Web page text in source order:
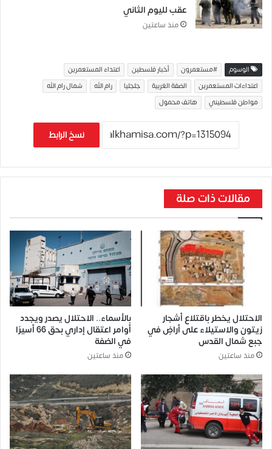
عقب لليوم الثاني
منذ ساعتين
الوسوم #مستعمرون أخبار فلسطين
اعتداء المستعمرين
اعتداءات المستعمرين
الضفة الغربية جلجليا رام الله
شمال رام الله
مواطن فلسطيني
هاتف محمول
نسخ الرابط
مقالات ذات صلة
الاحتلال يخطر باقتلاع أشجار
زيتون والاستيلاء على أراضٍ في
جبع شمال القدس
منذ ساعتين
بالأسماء.. الاحتلال يصدر ويجدد
أوامر اعتقال إداري بحق 66 أسيرًا
في الضفة
منذ ساعتين